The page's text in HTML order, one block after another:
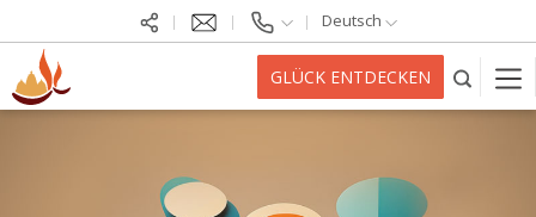
Deutsch
GLÜCK ENTDECKEN